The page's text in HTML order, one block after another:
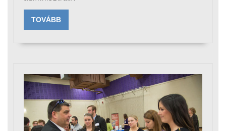
TOVÁBBTOVÁBB